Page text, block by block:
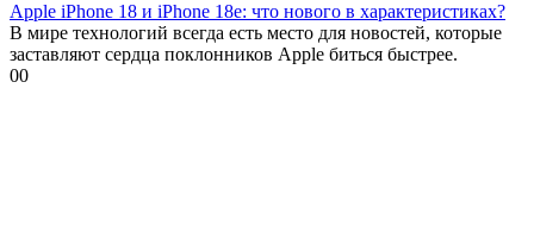
Apple iPhone 18 и iPhone 18e: что нового в характеристиках?
В мире технологий всегда есть место для новостей, которые
заставляют сердца поклонников Apple биться быстрее.
00